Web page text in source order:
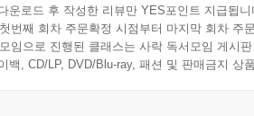
운로드 후 작성한 리뷰만 YES포인트 지급됩니
번째 회차 주문확정 시점부터 마지막 회차 주
임으로 진행된 클래스는 사락 독서모임 게시
백, CD/LP, DVD/Blu-ray, 패션 및 판매금지 상